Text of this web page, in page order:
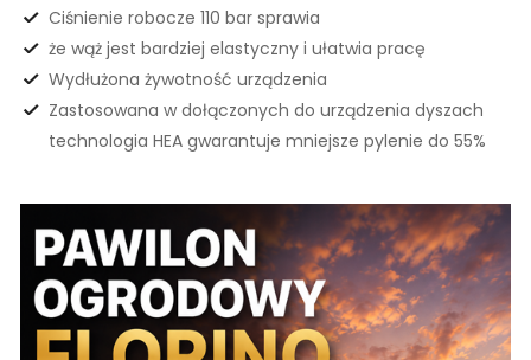
Ciśnienie robocze 110 bar sprawia
że wąż jest bardziej elastyczny i ułatwia pracę
Wydłużona żywotność urządzenia
Zastosowana w dołączonych do urządzenia dyszach
technologia HEA gwarantuje mniejsze pylenie do 55%